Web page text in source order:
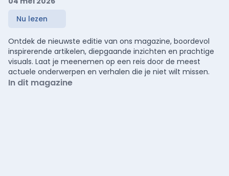
Nu lezen
Ontdek de nieuwste editie van ons magazine, boordevol
inspirerende artikelen, diepgaande inzichten en prachtige
visuals. Laat je meenemen op een reis door de meest
actuele onderwerpen en verhalen die je niet wilt missen.
In dit magazine